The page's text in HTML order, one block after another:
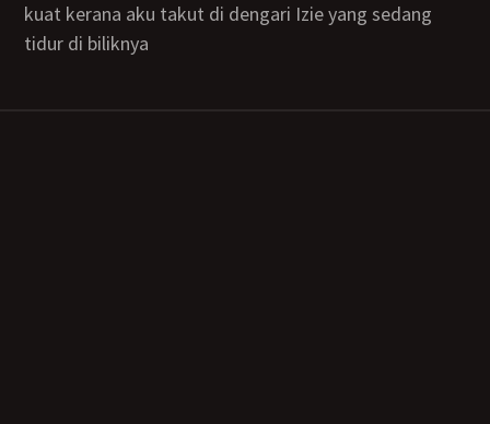
kuat kerana aku takut di dengari Izie yang sedang
tidur di biliknya